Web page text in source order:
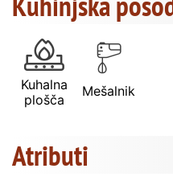
Kuhalna
plošča
Mešalnik
Atributi